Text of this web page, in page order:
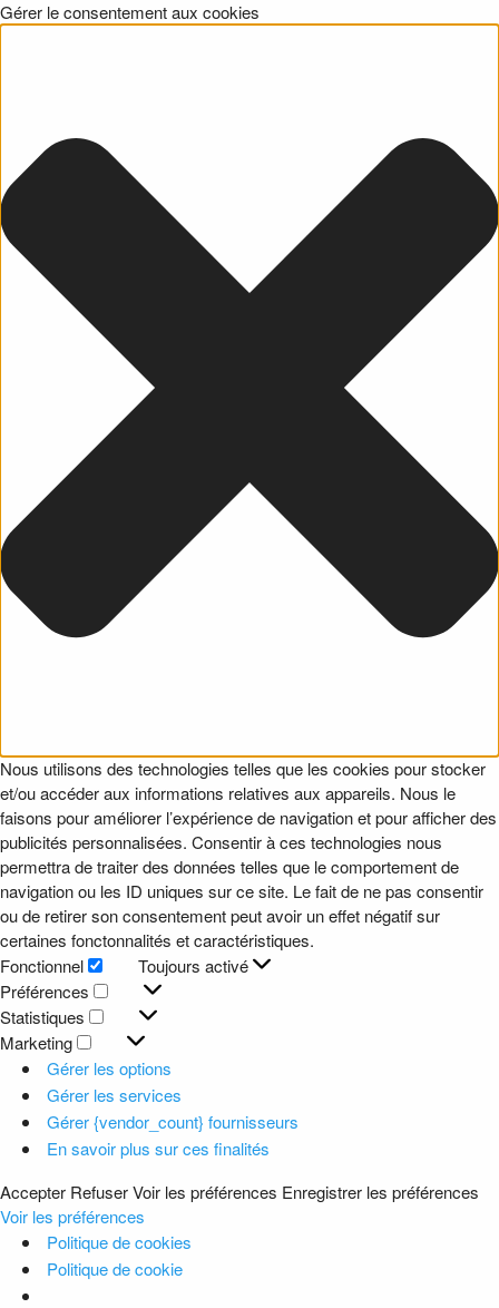
Gérer le consentement aux cookies
Nous utilisons des technologies telles que les cookies pour stocker
et/ou accéder aux informations relatives aux appareils. Nous le
faisons pour améliorer l’expérience de navigation et pour afficher des
publicités personnalisées. Consentir à ces technologies nous
permettra de traiter des données telles que le comportement de
navigation ou les ID uniques sur ce site. Le fait de ne pas consentir
ou de retirer son consentement peut avoir un effet négatif sur
certaines fonctonnalités et caractéristiques.
Fonctionnel
Fonctionnel
Toujours activé
Préférences
Préférences
Statistiques
Statistiques
Marketing
Marketing
Gérer les options
Gérer les services
Gérer {vendor_count} fournisseurs
En savoir plus sur ces finalités
Accepter RefuserVoir les préférences Enregistrer les préférences
Voir les préférences
Politique de cookies
Politique de cookie